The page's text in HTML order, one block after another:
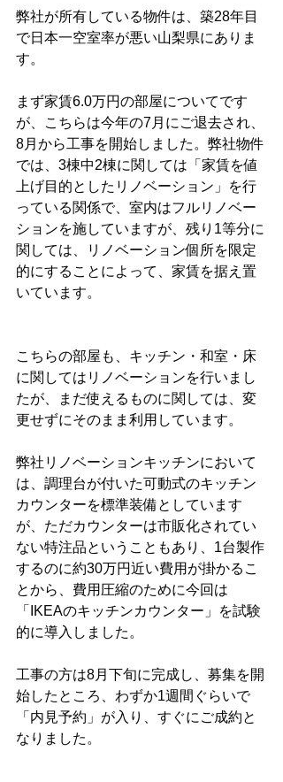
弊社が所有している物件は、築28年目
で日本一空室率が悪い山梨県にありま
す。
まず家賃6.0万円の部屋についてです
が、こちらは今年の7月にご退去され、
8月から工事を開始しました。弊社物件
では、3棟中2棟に関しては「家賃を値
上げ目的としたリノベーション」を行
っている関係で、室内はフルリノベー
ションを施していますが、残り1等分に
関しては、リノベーション個所を限定
的にすることによって、家賃を据え置
いています。
こちらの部屋も、キッチン・和室・床
に関してはリノベーションを行いまし
たが、まだ使えるものに関しては、変
更せずにそのまま利用しています。
弊社リノベーションキッチンにおいて
は、調理台が付いた可動式のキッチン
カウンターを標準装備としています
が、ただカウンターは市販化されてい
ない特注品ということもあり、1台製作
するのに約30万円近い費用が掛かるこ
とから、費用圧縮のために今回は
「IKEAのキッチンカウンター」を試験
的に導入しました。
工事の方は8月下旬に完成し、募集を開
始したところ、わずか1週間ぐらいで
「内見予約」が入り、すぐにご成約と
なりました。